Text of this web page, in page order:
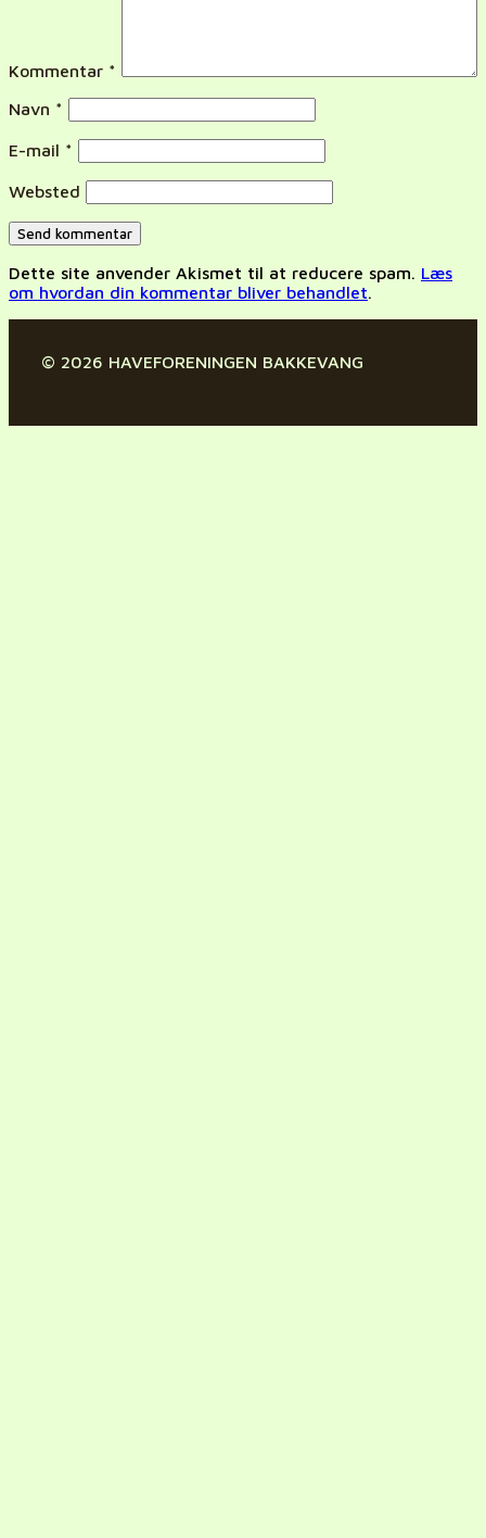
Kommentar *
Navn *
E-mail *
Websted
Dette site anvender Akismet til at reducere spam. Læs
om hvordan din kommentar bliver behandlet.
© 2026 HAVEFORENINGEN BAKKEVANG